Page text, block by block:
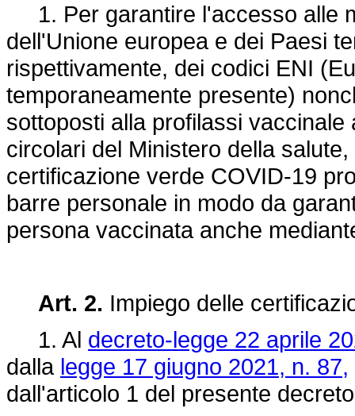
1. Per garantire l'accesso alle
dell'Unione europea e dei Paesi
rispettivamente, dei codici ENI
temporaneamente presente)
sottoposti alla profilassi
circolari del Ministero della
certificazione verde COVID-19
barre personale in modo da
persona vaccinata anche
Art. 2. Impiego delle
1. Al decreto-legge 22 aprile
dalla legge 17 giugno 2021, n. 87,
dall'articolo 1 del presente